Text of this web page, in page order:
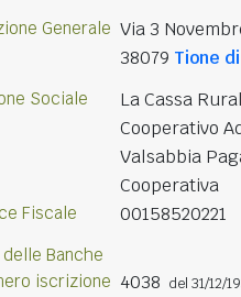
Generale Via 3
38079 Tione
Sociale
La Cassa
Cooperativo
Valsabbia
Cooperativa
Fiscale 00158520221
Banche
iscrizione 4038 del 31/12/